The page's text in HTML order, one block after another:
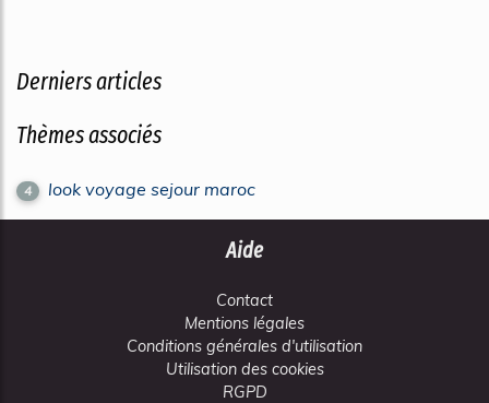
Derniers articles
Thèmes associés
4 look voyage sejour maroc
Aide
Contact
Mentions légales
Conditions générales d'utilisation
Utilisation des cookies
RGPD